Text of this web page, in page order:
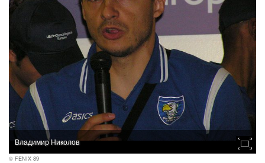
Владимир Николов
© FENIX 89